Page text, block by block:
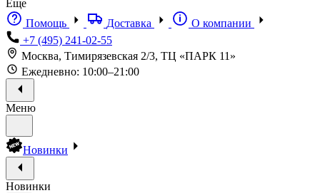
Еще
Помощь
Доставка
О компании
+7 (495) 241-02-55
Москва, Тимирязевская 2/3, ТЦ «ПАРК 11»
Ежедневно: 10:00–21:00
Меню
Новинки
Новинки